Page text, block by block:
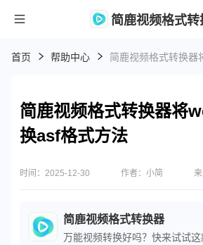
简鹿视频格式转
首页 帮助中心
简鹿视频格式转换器将
换asf格式方法
时间：2025-12-30 作者：小简 来
简鹿视频格式转换器